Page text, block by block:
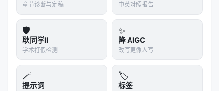
看到边界：
8.1 评估成本
每次迭代都需要运行评估器。对于 CUDA 内核，这意
味着编译+跑测；对于 Agent 架构，这意味着跑完整
套 ARC-AGI puzzle。优化 100 轮可能花费数百美元
API 调用 + 计算资源。
章节诊断与定稿 中英对照报告
🛡️
耿同学II
学术打假检测
✨
降 AIGC
改写更像人写
🪄
提示词
🏷️
标签